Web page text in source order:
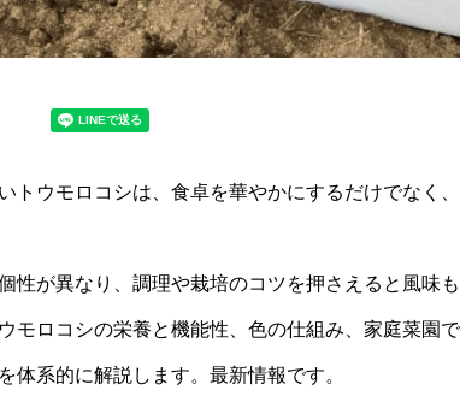
トウモロコシは、食卓を華やかにするだけでなく
性が異なり、調理や栽培のコツを押さえると風味
モロコシの栄養と機能性、色の仕組み、家庭菜園
体系的に解説します。最新情報です。